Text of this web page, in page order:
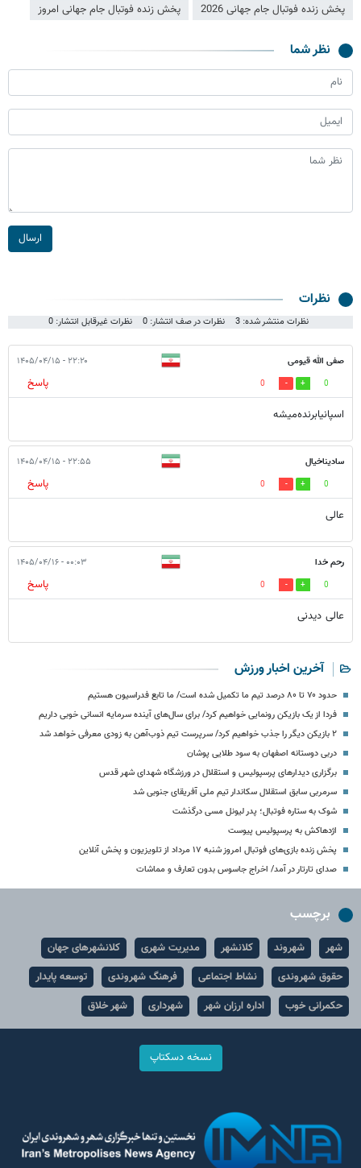
پخش زنده فوتبال جام جهانی 2026
پخش زنده فوتبال جام جهانی امروز
نظر شما
ارسال
نظرات
نظرات منتشر شده: 3 نظرات در صف انتشار: 0 نظرات غیرقابل انتشار: 0
صفی الله قیومی ۲۲:۲۰ - ۱۴۰۵/۰۴/۱۵
0
0
پاسخ
اسپانیا‌برنده‌میشه
سادیناخیال ۲۲:۵۵ - ۱۴۰۵/۰۴/۱۵
0
0
پاسخ
عالی
رحم خدا ۰۰:۰۳ - ۱۴۰۵/۰۴/۱۶
0
0
پاسخ
عالی دیدنی
آخرین اخبار ورزش
حدود ۷۰ تا ۸۰ درصد تیم ما تکمیل شده است/ ما تابع فدراسیون هستیم
فردا از یک بازیکن رونمایی خواهیم کرد/ برای سال‌های آینده سرمایه انسانی خوبی داریم
۲ بازیکن دیگر را جذب خواهیم کرد/ سرپرست تیم ذوب‌آهن به زودی معرفی خواهد شد
دربی دوستانه اصفهان به سود طلایی پوشان
برگزاری دیدارهای پرسپولیس و استقلال در ورزشگاه شهدای شهر قدس
سرمربی سابق استقلال سکاندار تیم ملی آفریقای جنوبی شد
شوک به ستاره فوتبال؛ پدر لیونل مسی درگذشت
اژدهاکش به پرسپولیس پیوست
پخش زنده بازی‌های فوتبال امروز شنبه ۱۷ مرداد از تلویزیون و پخش آنلاین
صدای تارتار در آمد/ اخراج جاسوس بدون تعارف و مماشات
برچسب
شهر شهروند کلانشهر مدیریت شهری
کلانشهرهای جهان
حقوق شهروندی
نشاط اجتماعی فرهنگ شهروندی
توسعه پایدار
حکمرانی خوب
اداره ارزان شهر شهرداری شهر خلاق
نسخه دسکتاپ